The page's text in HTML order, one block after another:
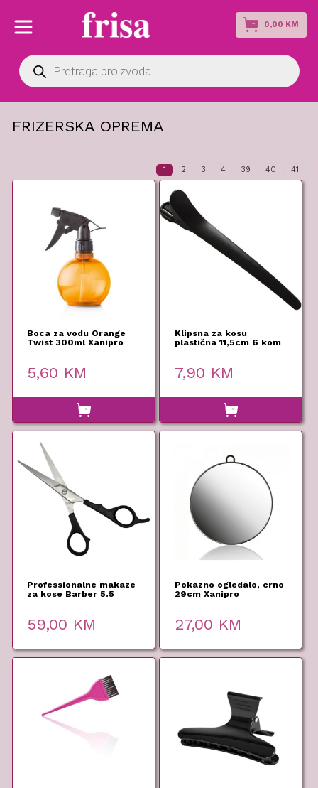
0,00 KM
Products
search
FRIZERSKA OPREMA
1 2 3 4 39 40 41
Boca za vodu Orange
Twist 300ml Xanipro
5,60 KM
Klipsna za kosu
plastična 11,5cm 6 kom
7,90 KM
Professionalne makaze
za kose Barber 5.5
59,00 KM
Pokazno ogledalo, crno
29cm Xanipro
27,00 KM